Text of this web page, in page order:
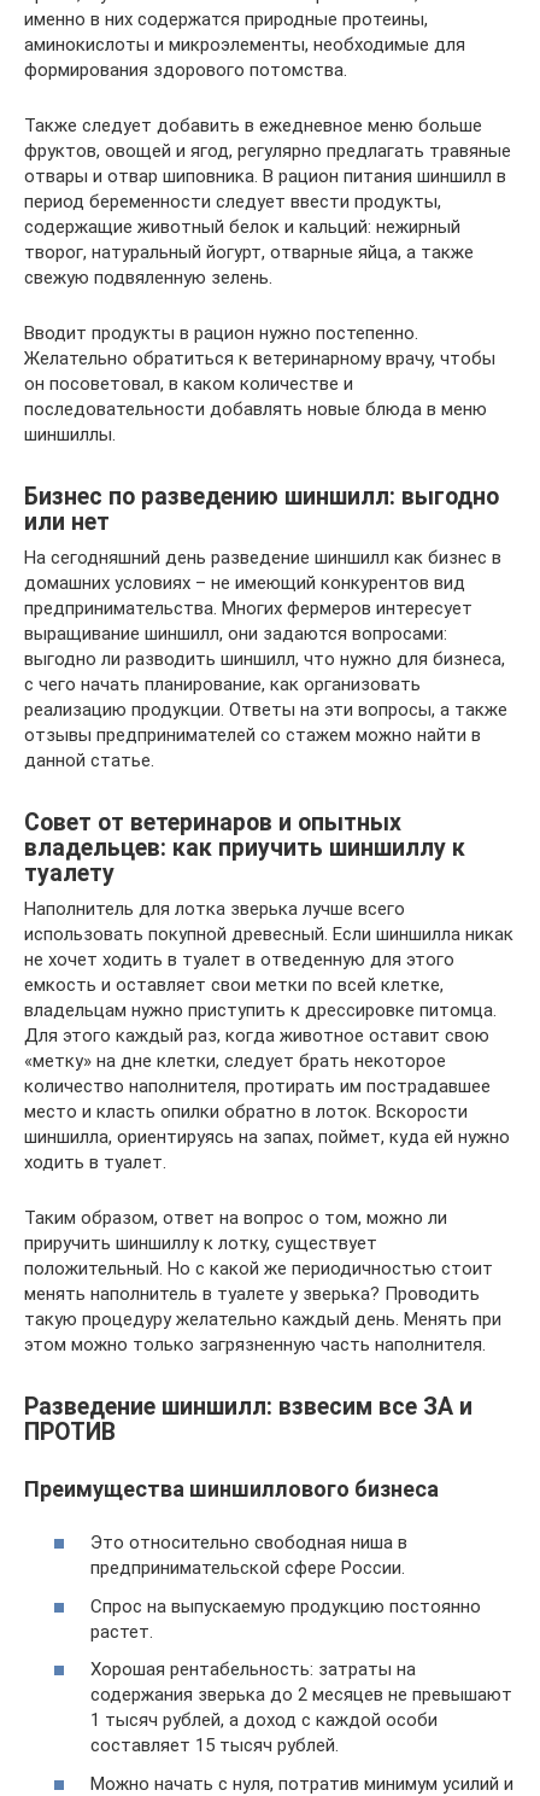
именно в них содержатся природные протеины,
аминокислоты и микроэлементы, необходимые для
формирования здорового потомства.
Также следует добавить в ежедневное меню больше
фруктов, овощей и ягод, регулярно предлагать травяные
отвары и отвар шиповника. В рацион питания шиншилл в
период беременности следует ввести продукты,
содержащие животный белок и кальций: нежирный
творог, натуральный йогурт, отварные яйца, а также
свежую подвяленную зелень.
Вводит продукты в рацион нужно постепенно.
Желательно обратиться к ветеринарному врачу, чтобы
он посоветовал, в каком количестве и
последовательности добавлять новые блюда в меню
шиншиллы.
Бизнес по разведению шиншилл: выгодно
или нет
На сегодняшний день разведение шиншилл как бизнес в
домашних условиях – не имеющий конкурентов вид
предпринимательства. Многих фермеров интересует
выращивание шиншилл, они задаются вопросами:
выгодно ли разводить шиншилл, что нужно для бизнеса,
с чего начать планирование, как организовать
реализацию продукции. Ответы на эти вопросы, а также
отзывы предпринимателей со стажем можно найти в
данной статье.
Совет от ветеринаров и опытных
владельцев: как приучить шиншиллу к
туалету
Наполнитель для лотка зверька лучше всего
использовать покупной древесный. Если шиншилла никак
не хочет ходить в туалет в отведенную для этого
емкость и оставляет свои метки по всей клетке,
владельцам нужно приступить к дрессировке питомца.
Для этого каждый раз, когда животное оставит свою
«метку» на дне клетки, следует брать некоторое
количество наполнителя, протирать им пострадавшее
место и класть опилки обратно в лоток. Вскорости
шиншилла, ориентируясь на запах, поймет, куда ей нужно
ходить в туалет.
Таким образом, ответ на вопрос о том, можно ли
приручить шиншиллу к лотку, существует
положительный. Но с какой же периодичностью стоит
менять наполнитель в туалете у зверька? Проводить
такую процедуру желательно каждый день. Менять при
этом можно только загрязненную часть наполнителя.
Разведение шиншилл: взвесим все ЗА и
ПРОТИВ
Преимущества шиншиллового бизнеса
Это относительно свободная ниша в
предпринимательской сфере России.
Спрос на выпускаемую продукцию постоянно
растет.
Хорошая рентабельность: затраты на
содержания зверька до 2 месяцев не превышают
1 тысяч рублей, а доход с каждой особи
составляет 15 тысяч рублей.
Можно начать с нуля, потратив минимум усилий и